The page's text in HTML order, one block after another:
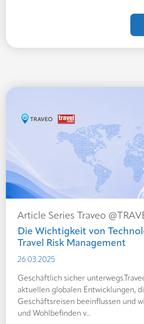
Article Series Traveo
Die Wichtigkeit von
Travel Risk Management
26.03.2025
Geschäftlich sicher
aktuellen globalen Entwicklungen,
Geschäftsreisen beeinflussen und
und Wohlbefinden v...